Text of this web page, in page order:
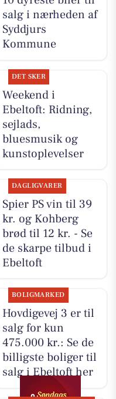
salg i nærheden af
Syddjurs
Kommune
DET SKER
Weekend i
Ebeltoft: Ridning,
sejlads,
bluesmusik og
kunstoplevelser
DAGLIGVARER
Spier PS vin til 39
kr. og Kohberg
brød til 12 kr. - Se
de skarpe tilbud i
Ebeltoft
BOLIGMARKED
Hovdigevej 3 er til
salg for kun
475.000 kr.: Se de
billigste boliger til
salg i Ebeltoft her